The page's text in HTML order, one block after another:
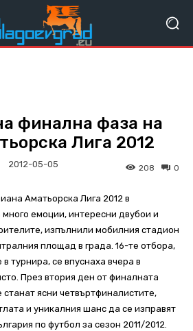
финална фаза на
Лига 2012
2012-05-05 0
208
Аматьорска Лига 2012 в
емоции, интересни двубои и
изпълнили мобилния стадион
площад в града. 16-те отбора,
турнира, се впуснаха вчера в
През втория ден от финалната
ясни четвъртфиналистите,
и уникалния шанс да се изправят
по футбол за сезон 2011/2012.